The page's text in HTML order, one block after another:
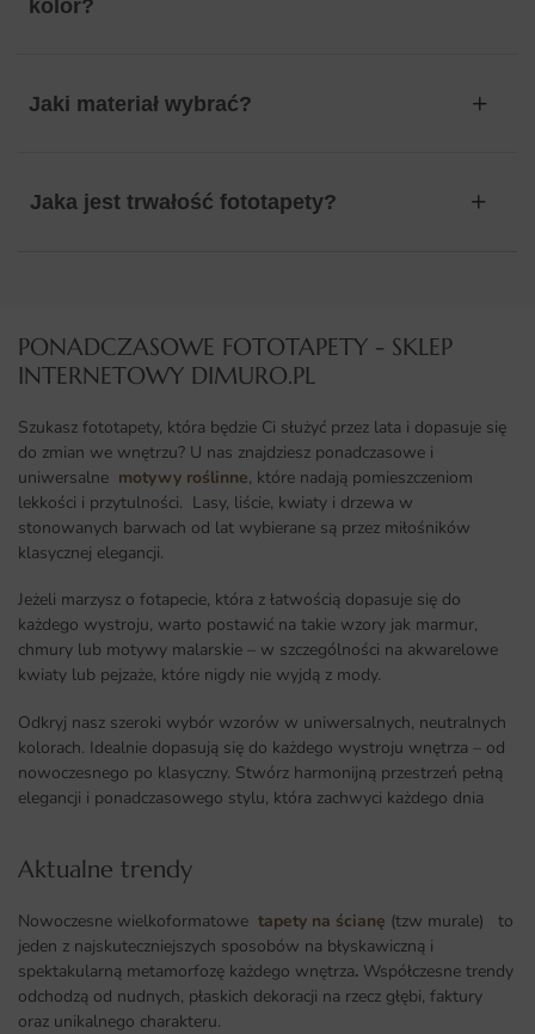
kolor?
Jaki materiał wybrać?
Jaka jest trwałość fototapety?
PONADCZASOWE FOTOTAPETY - SKLEP
INTERNETOWY DIMURO.PL​
Szukasz fototapety, która będzie Ci służyć przez lata i dopasuje się
do zmian we wnętrzu? U nas znajdziesz ponadczasowe i
uniwersalne motywy roślinne, które nadają pomieszczeniom
lekkości i przytulności. Lasy, liście, kwiaty i drzewa w
stonowanych barwach od lat wybierane są przez miłośników
klasycznej elegancji.
Jeżeli marzysz o fotapecie, która z łatwością dopasuje się do
każdego wystroju, warto postawić na takie wzory jak marmur,
chmury lub motywy malarskie – w szczególności na akwarelowe
kwiaty lub pejzaże, które nigdy nie wyjdą z mody.
Odkryj nasz szeroki wybór wzorów w uniwersalnych, neutralnych
kolorach. Idealnie dopasują się do każdego wystroju wnętrza – od
nowoczesnego po klasyczny. Stwórz harmonijną przestrzeń pełną
elegancji i ponadczasowego stylu, która zachwyci każdego dnia
Aktualne trendy​
Nowoczesne wielkoformatowe tapety na ścianę (tzw murale) to
jeden z najskuteczniejszych sposobów na błyskawiczną i
spektakularną metamorfozę każdego wnętrza. Współczesne trendy
odchodzą od nudnych, płaskich dekoracji na rzecz głębi, faktury
oraz unikalnego charakteru.